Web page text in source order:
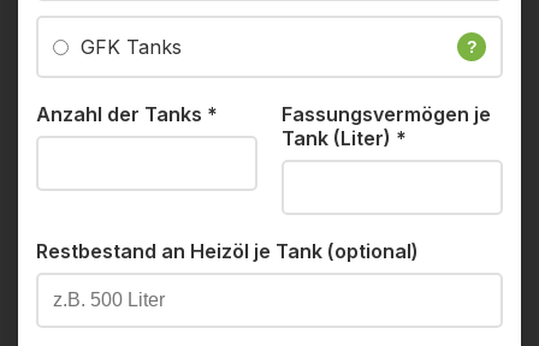
GFK Tanks ?
Anzahl der Tanks *
Fassungsvermögen je
Tank (Liter) *
Restbestand an Heizöl je Tank (optional)